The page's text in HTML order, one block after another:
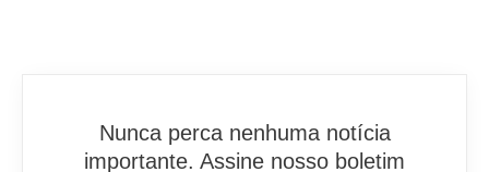
Nunca perca nenhuma notícia
importante. Assine nosso boletim